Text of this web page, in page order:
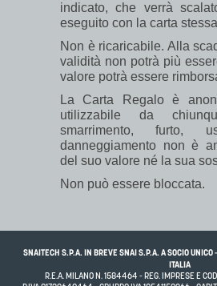
indicato, che verrà
eseguito con la carta
Non è ricaricabile. Alla
validità non potrà più
valore potrà essere
La Carta Regalo è
utilizzabile da
smarrimento, furto,
danneggiamento non è
del suo valore né la sua
Non può essere bloccata.
SNAITECH S.P.A. IN BREVE SNAI S.P.A. A SOCIO
ITALIA
R.E.A. MILANO N. 1584464 - REG. IMPRESE E